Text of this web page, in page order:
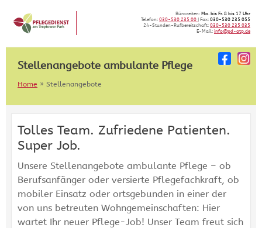
to
content
Bürozeiten: Mo. bis Fr. 8 bis 17 Uhr
Telefon: 030-530 235 00 | Fax: 030-530 235 055
24-Stunden-Rufbereitschaft: 030-530 235 035
E-Mail: info@pd-atp.de
Stellenangebote ambulante Pflege
Home » Stellenangebote
Tolles Team. Zufriedene Patienten.
Super Job.
Unsere Stellenangebote ambulante Pflege – ob
Berufsanfänger oder versierte Pflegefachkraft, ob
mobiler Einsatz oder ortsgebunden in einer der
von uns betreuten Wohngemeinschaften: Hier
wartet Ihr neuer Pflege-Job! Unser Team freut sich